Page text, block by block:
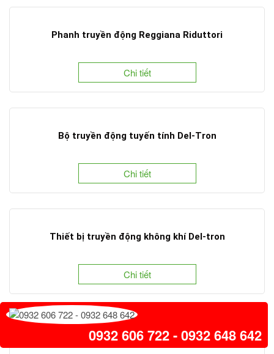
Phanh truyền động Reggiana Riduttori
Chi tiết
Bộ truyền động tuyến tính Del-Tron
Chi tiết
Thiết bị truyền động không khí Del-tron
Chi tiết
Bộ truyền động quay của Kawasaki
0932 606 722 - 0932 648 642